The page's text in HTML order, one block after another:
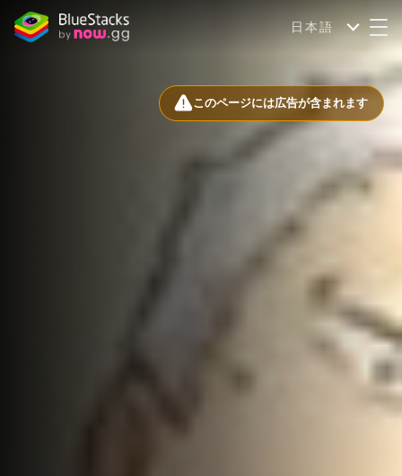
日本語
このページには広告が含まれます